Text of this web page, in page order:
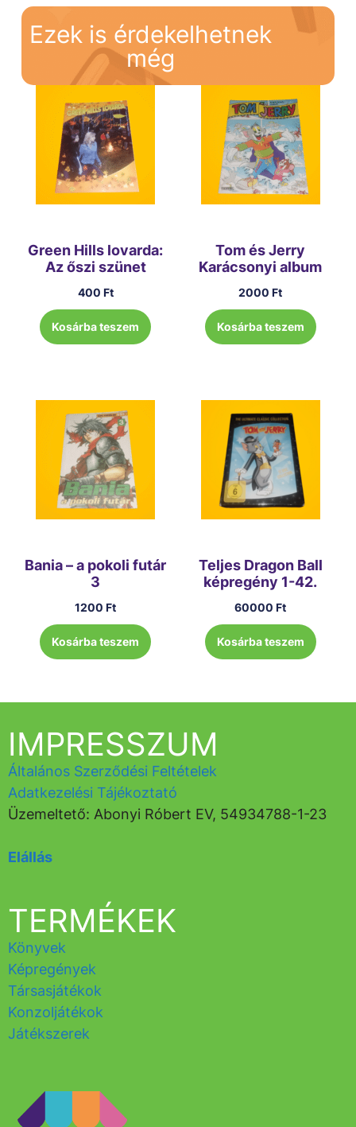
Ezek is érdekelhetnek
még
Green Hills lovarda:
Az őszi szünet
400 Ft
Kosárba teszem
Tom és Jerry
Karácsonyi album
2000Ft
Kosárba teszem
Bania – a pokoli futár
3
1200Ft
Kosárba teszem
Teljes Dragon Ball
képregény 1-42.
60000Ft
Kosárba teszem
TERMÉKEK
Könyvek
Képregények
Társasjátékok
Konzoljátékok
Játékszerek
IMPRESSZUM
Általános Szerződési Feltételek
Adatkezelési Tájékoztató
Üzemeltető: Abonyi Róbert EV, 54934788-1-23
Elállás